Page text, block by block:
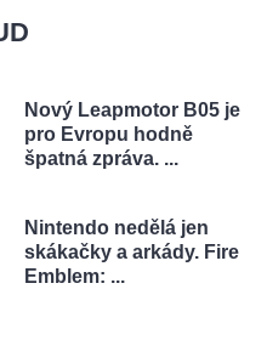
Nový Leapmotor B05 je
pro Evropu hodně
špatná zpráva. ...
Nintendo nedělá jen
skákačky a arkády. Fire
Emblem: ...